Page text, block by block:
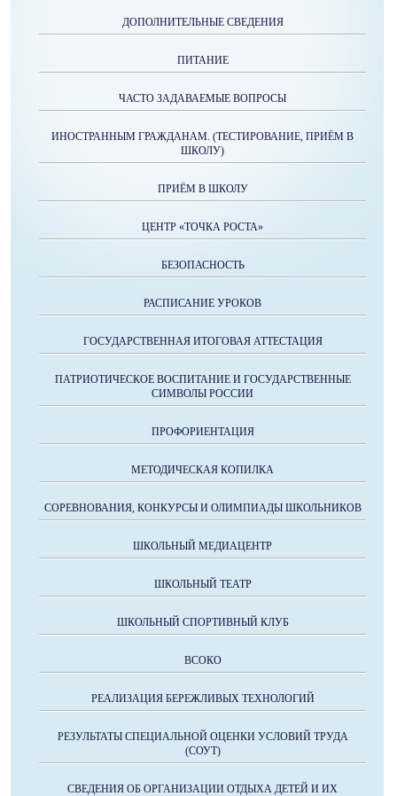
ДОПОЛНИТЕЛЬНЫЕ СВЕДЕНИЯ
ПИТАНИЕ
ЧАСТО ЗАДАВАЕМЫЕ ВОПРОСЫ
ИНОСТРАННЫМ ГРАЖДАНАМ. (ТЕСТИРОВАНИЕ, ПРИЁМ В
ШКОЛУ)
ПРИЁМ В ШКОЛУ
ЦЕНТР «ТОЧКА РОСТА»
БЕЗОПАСНОСТЬ
РАСПИСАНИЕ УРОКОВ
ГОСУДАРСТВЕННАЯ ИТОГОВАЯ АТТЕСТАЦИЯ
ПАТРИОТИЧЕСКОЕ ВОСПИТАНИЕ И ГОСУДАРСТВЕННЫЕ
СИМВОЛЫ РОССИИ
ПРОФОРИЕНТАЦИЯ
МЕТОДИЧЕСКАЯ КОПИЛКА
СОРЕВНОВАНИЯ, КОНКУРСЫ И ОЛИМПИАДЫ ШКОЛЬНИКОВ
ШКОЛЬНЫЙ МЕДИАЦЕНТР
ШКОЛЬНЫЙ ТЕАТР
ШКОЛЬНЫЙ СПОРТИВНЫЙ КЛУБ
ВСОКО
РЕАЛИЗАЦИЯ БЕРЕЖЛИВЫХ ТЕХНОЛОГИЙ
РЕЗУЛЬТАТЫ СПЕЦИАЛЬНОЙ ОЦЕНКИ УСЛОВИЙ ТРУДА
(СОУТ)
СВЕДЕНИЯ ОБ ОРГАНИЗАЦИИ ОТДЫХА ДЕТЕЙ И ИХ